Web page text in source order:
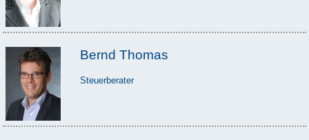
Bernd Thomas
Steuerberater